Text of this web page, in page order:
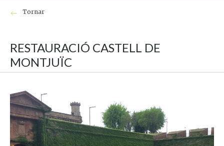
Tornar
RESTAURACIÓ CASTELL DE
MONTJUÏC